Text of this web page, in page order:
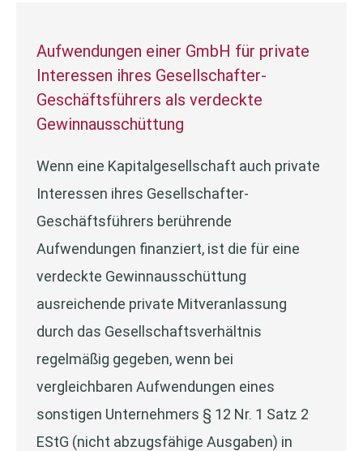
Aufwendungen einer GmbH für private
Interessen ihres Gesellschafter-
Geschäftsführers als verdeckte
Gewinnausschüttung
Wenn eine Kapitalgesellschaft auch private
Interessen ihres Gesellschafter-
Geschäftsführers berührende
Aufwendungen finanziert, ist die für eine
verdeckte Gewinnausschüttung
ausreichende private Mitveranlassung
durch das Gesellschaftsverhältnis
regelmäßig gegeben, wenn bei
vergleichbaren Aufwendungen eines
sonstigen Unternehmers § 12 Nr. 1 Satz 2
EStG (nicht abzugsfähige Ausgaben) in